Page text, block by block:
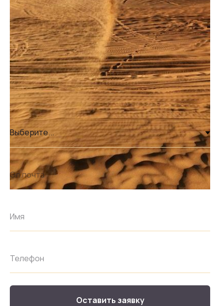
Станьте нашим клиентом
Напишите нам, мы внимательно и
ответственно отнесемся к вашему
проекту и предложим возможные
варианты реализации.
Ваше событие
Оставить заявку